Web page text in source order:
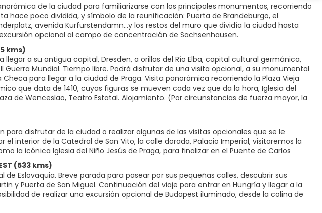
de la ciudad para familiarizarse con los principales monumentos, recorriendo
hace poco dividida, y símbolo de la reunificación: Puerta de Brandeburgo, el
avenida Kurfurstendamn...y los restos del muro que dividía la ciudad hasta
opcional al campo de concentración de Sachsenhausen.
kms)
llegar a su antigua capital, Dresden, a orillas del Río Elba, capital cultural germánica,
Mundial. Tiempo libre. Podrá disfrutar de una visita opcional, a su monumental
para llegar a la ciudad de Praga. Visita panorámica recorriendo la Plaza Vieja
que data de 1410, cuyas figuras se mueven cada vez que da la hora, Iglesia del
de Wenceslao, Teatro Estatal. Alojamiento. (Por circunstancias de fuerza mayor, la
para disfrutar de la ciudad o realizar algunas de las visitas opcionales que se le
interior de la Catedral de San Vito, la calle dorada, Palacio Imperial, visitaremos la
la icónica Iglesia del Niño Jesús de Praga, para finalizar en el Puente de Carlos
(533 kms)
de Eslovaquia. Breve parada para pasear por sus pequeñas calles, descubrir sus
y Puerta de San Miguel. Continuación del viaje para entrar en Hungría y llegar a la
de realizar una excursión opcional de Budapest iluminado, desde la colina de